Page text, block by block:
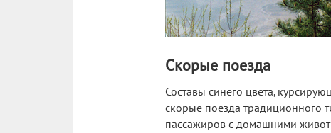
Скорые поезда
Составы синего цвета,
скорые поезда традиционного
пассажиров с домашними